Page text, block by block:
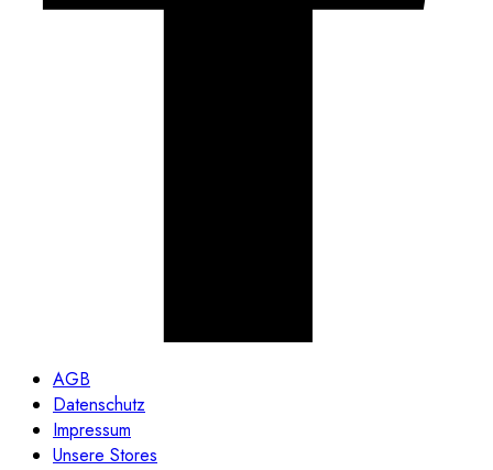
AGB
Datenschutz
Impressum
Unsere Stores